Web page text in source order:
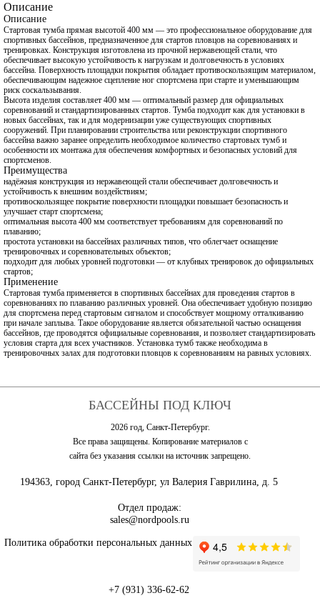
Описание
Описание
Стартовая тумба прямая высотой 400 мм — это профессиональное оборудование для
спортивных бассейнов, предназначенное для стартов пловцов на соревнованиях и
тренировках. Конструкция изготовлена из прочной нержавеющей стали, что
обеспечивает высокую устойчивость к нагрузкам и долговечность в условиях
бассейна. Поверхность площадки покрытия обладает противоскользящим материалом,
обеспечивающим надежное сцепление ног спортсмена при старте и уменьшающим
риск соскальзывания.
Высота изделия составляет 400 мм — оптимальный размер для официальных
соревнований и стандартизированных стартов. Тумба подходит как для установки в
новых бассейнах, так и для модернизации уже существующих спортивных
сооружений. При планировании строительства или реконструкции спортивного
бассейна важно заранее определить необходимое количество стартовых тумб и
особенности их монтажа для обеспечения комфортных и безопасных условий для
спортсменов.
Преимущества
надёжная конструкция из нержавеющей стали обеспечивает долговечность и
устойчивость к внешним воздействиям;
противоскользящее покрытие поверхности площадки повышает безопасность и
улучшает старт спортсмена;
оптимальная высота 400 мм соответствует требованиям для соревнований по
плаванию;
простота установки на бассейнах различных типов, что облегчает оснащение
тренировочных и соревновательных объектов;
подходит для любых уровней подготовки — от клубных тренировок до официальных
стартов;
Применение
Стартовая тумба применяется в спортивных бассейнах для проведения стартов в
соревнованиях по плаванию различных уровней. Она обеспечивает удобную позицию
для спортсмена перед стартовым сигналом и способствует мощному отталкиванию
при начале заплыва. Такое оборудование является обязательной частью оснащения
бассейнов, где проводятся официальные соревнования, и позволяет стандартизировать
условия старта для всех участников. Установка тумб также необходима в
тренировочных залах для подготовки пловцов к соревнованиям на равных условиях.
БАССЕЙНЫ ПОД КЛЮЧ
2026 год, Санкт-Петербург.
Все права защищены. Копирование материалов с
сайта без указания ссылки на источник запрещено.
194363, город Санкт-Петербург, ул Валерия Гаврилина, д. 5
Отдел продаж:
sales@nordpools.ru
Политика обработки персональных данных
+7 (931) 336-62-62